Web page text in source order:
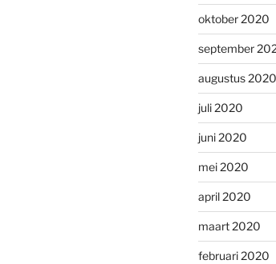
oktober 2020
september
augustus 2020
juli 2020
juni 2020
mei 2020
april 2020
maart 2020
februari 2020